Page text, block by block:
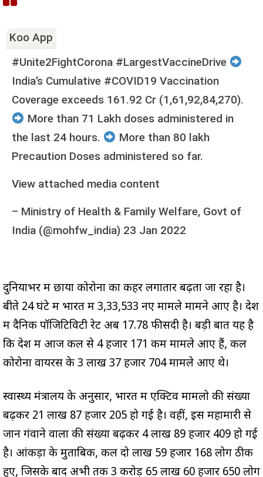
Koo App
#Unite2FightCorona #LargestVaccineDrive
India’s Cumulative #COVID19 Vaccination
Coverage exceeds 161.92 Cr (1,61,92,84,270).
More than 71 Lakh doses administered in
the last 24 hours.
More than 80 lakh
Precaution Doses administered so far.
View attached media content
– Ministry of Health & Family Welfare, Govt of
India (@mohfw_india) 23 Jan 2022
दुनियाभर में छाया कोरोना का कहर लगातार बढ़ता जा रहा है।
बीते 24 घंटे में भारत में 3,33,533 नए मामले मामने आए है। देश
में दैनिक पॉजिटिविटी रेट अब 17.78 फीसदी है। बड़ी बात यह है
कि देश में आज कल से 4 हजार 171 कम मामले आए हैं, कल
कोरोना वायरस के 3 लाख 37 हजार 704 मामले आए थे।
स्वास्थ्य मंत्रालय के अनुसार, भारत में एक्टिव मामलो की संख्या
बढ़कर 21 लाख 87 हजार 205 हो गई है। वहीं, इस महामारी से
जान गंवाने वालों की संख्या बढ़कर 4 लाख 89 हजार 409 हो गई
है। आंकड़ों के मुताबिक, कल दो लाख 59 हजार 168 लोग ठीक
हुए, जिसके बाद अभी तक 3 करोड़ 65 लाख 60 हजार 650 लोग